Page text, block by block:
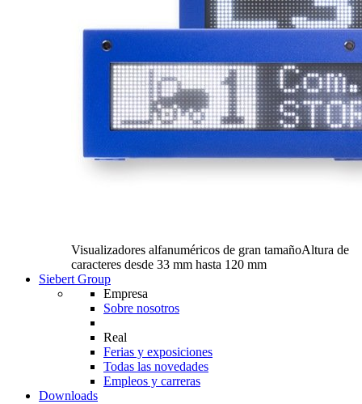
Visualizadores alfanuméricos de gran tamañoAltura de
caracteres desde 33 mm hasta 120 mm
Siebert Group
Empresa
Sobre nosotros
Real
Ferias y exposiciones
Todas las novedades
Empleos y carreras
Downloads